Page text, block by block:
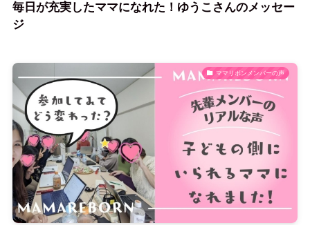
毎日が充実したママになれた！ゆうこさんのメッセー
ジ
ママリボンメンバーの声